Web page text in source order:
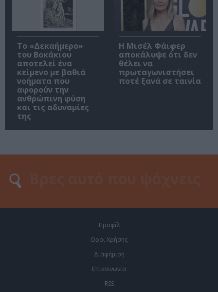
Το «Δεκαήμερο»
του Βοκάκιου
αποτελεί ένα
κείμενο με βαθιά
νοήματα που
αφορούν την
ανθρώπινη φύση
και τις αδυναμίες
της
Η Μισέλ Φάιφερ
αποκάλυψε ότι δεν
θέλει να
πρωταγωνιστήσει
ποτέ ξανά σε ταινία
Προφίλ
Οροι Χρήσης
Διαφήμιση
Επικοινωνία
RSS